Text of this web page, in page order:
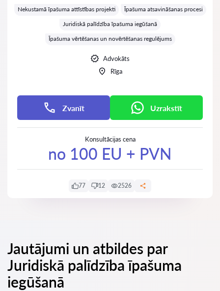
Nekustamā īpašuma attīstības projekti
Īpašuma atsavināšanas procesi
Juridiskā palīdzība īpašuma iegūšanā
Īpašuma vērtēšanas un novērtēšanas regulējums
Advokāts
Rīga
Zvanīt Uzrakstīt
Konsultācijas cena
no 100 EU + PVN
77 12 2526
Jautājumi un atbildes par
Juridiskā palīdzība īpašuma
iegūšanā